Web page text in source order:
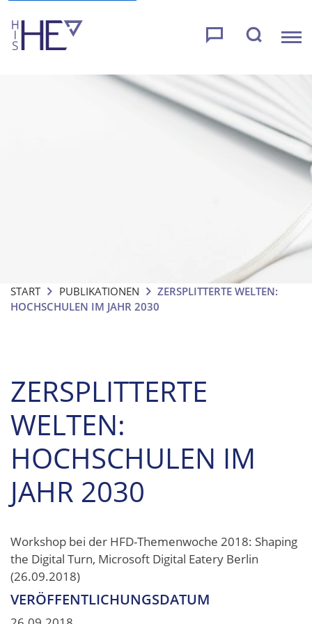
START PUBLIKATIONEN
ZERSPLITTERTE WELTEN:
HOCHSCHULEN IM JAHR 2030
ZERSPLITTERTE
WELTEN:
HOCHSCHULEN IM
JAHR 2030
Workshop bei der HFD-Themenwoche 2018: Shaping
the Digital Turn, Microsoft Digital Eatery Berlin
(26.09.2018)
VERÖFFENTLICHUNGSDATUM